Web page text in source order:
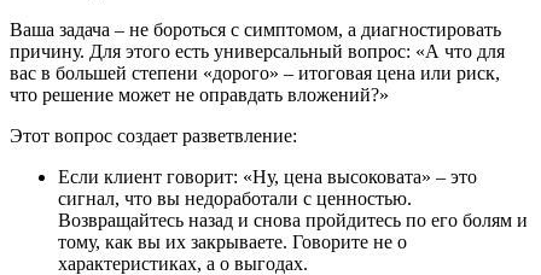
Ваша задача – не бороться с симптомом, а диагностировать
причину. Для этого есть универсальный вопрос: «А что для
вас в большей степени «дорого» – итоговая цена или риск,
что решение может не оправдать вложений?»
Этот вопрос создает разветвление:
Если клиент говорит: «Ну, цена высоковата» – это
сигнал, что вы недоработали с ценностью.
Возвращайтесь назад и снова пройдитесь по его болям и
тому, как вы их закрываете. Говорите не о
характеристиках, а о выгодах.